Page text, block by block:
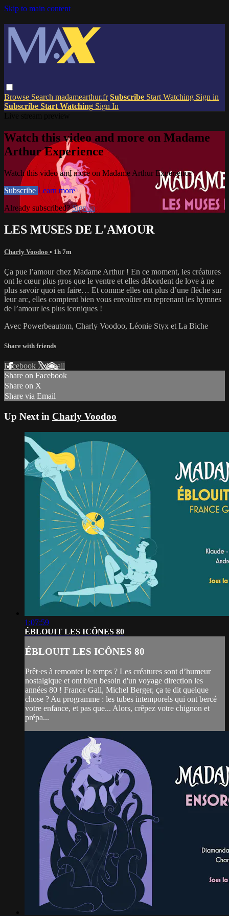
Skip to main content
Browse Search madamearthur.fr Subscribe Start Watching Sign in
Subscribe Start Watching Sign In
Watch this video and more on Madame
Arthur Experience
Watch this video and more on Madame Arthur Experience
Subscribe Learn more
Already subscribed?Sign in
LES MUSES DE L'AMOUR
Charly Voodoo • 1h 7m
Ça pue l’amour chez Madame Arthur ! En ce moment, les créatures
ont le cœur plus gros que le ventre et elles débordent de love à ne
plus savoir quoi en faire… Et comme elles ont plus d’une flèche sur
leur arc, elles comptent bien vous envoûter en reprenant les hymnes
de l’amour les plus iconiques !
Avec Powerbeautom, Charly Voodoo, Léonie Styx et La Biche
Share with friends
Facebook XEmail
Share on Facebook
Share on X
Share via Email
Up Next in Charly Voodoo
1:07:59
ÉBLOUIT LES ICÔNES 80
ÉBLOUIT LES ICÔNES 80
Prêt·es à remonter le temps ? Les créatures sont d’humeur
nostalgique et ont bien besoin d'un voyage direction les
années 80 ! France Gall, Michel Berger, ça te dit quelque
chose ? Au programme : les tubes intemporels qui ont bercé
votre enfance, et pas que... Alors, crêpez votre chignon et
prépa...